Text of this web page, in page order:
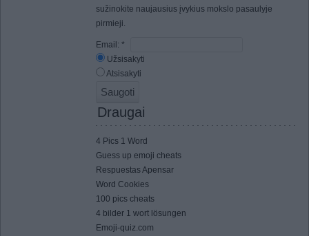
sužinokite naujausius įvykius mokslo pasaulyje
pirmieji.
Email: *
Užsisakyti
Atsisakyti
Draugai
4 Pics 1 Word
Guess up emoji cheats
Respuestas Apensar
Word Cookies
100 pics cheats
4 bilder 1 wort lösungen
Emoji-quiz.com